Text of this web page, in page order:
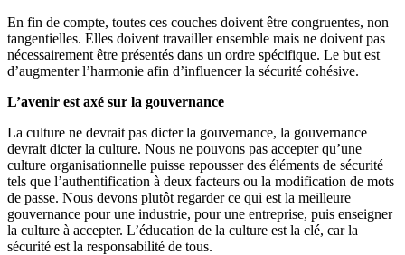
En fin de compte, toutes ces couches doivent être congruentes, non
tangentielles. Elles doivent travailler ensemble mais ne doivent pas
nécessairement être présentés dans un ordre spécifique. Le but est
d’augmenter l’harmonie afin d’influencer la sécurité cohésive.
L’avenir est axé sur la gouvernance
La culture ne devrait pas dicter la gouvernance, la gouvernance
devrait dicter la culture. Nous ne pouvons pas accepter qu’une
culture organisationnelle puisse repousser des éléments de sécurité
tels que l’authentification à deux facteurs ou la modification de mots
de passe. Nous devons plutôt regarder ce qui est la meilleure
gouvernance pour une industrie, pour une entreprise, puis enseigner
la culture à accepter. L’éducation de la culture est la clé, car la
sécurité est la responsabilité de tous.